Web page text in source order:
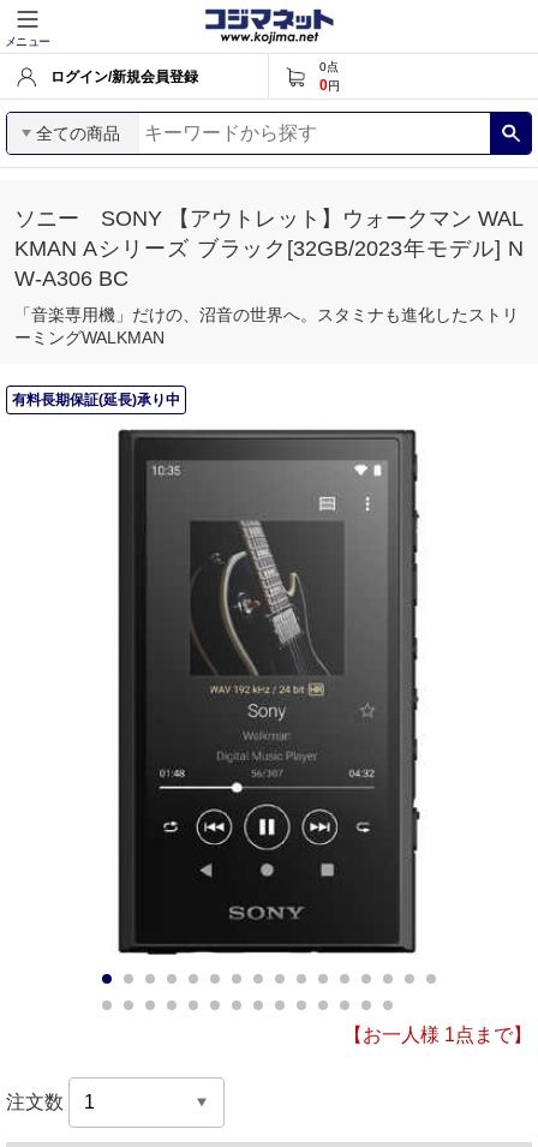
メニュー
ログイン/新規会員登録
0点
0円
全ての商品
ソニー SONY 【アウトレット】ウォークマン WAL
KMAN Aシリーズ ブラック[32GB/2023年モデル] N
W-A306 BC
「音楽専用機」だけの、沼音の世界へ。スタミナも進化したストリ
ーミングWALKMAN
有料長期保証(延長)承り中
10 11 12 13 14 15
17
18 19 20 21 22 23 24 25 26 27 28 29
【お一人様 1点まで】
注文数